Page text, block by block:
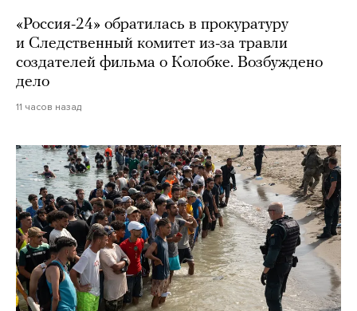
«Россия-24» обратилась в прокуратуру
и Следственный комитет из-за травли
создателей фильма о Колобке. Возбуждено
дело
11 часов назад